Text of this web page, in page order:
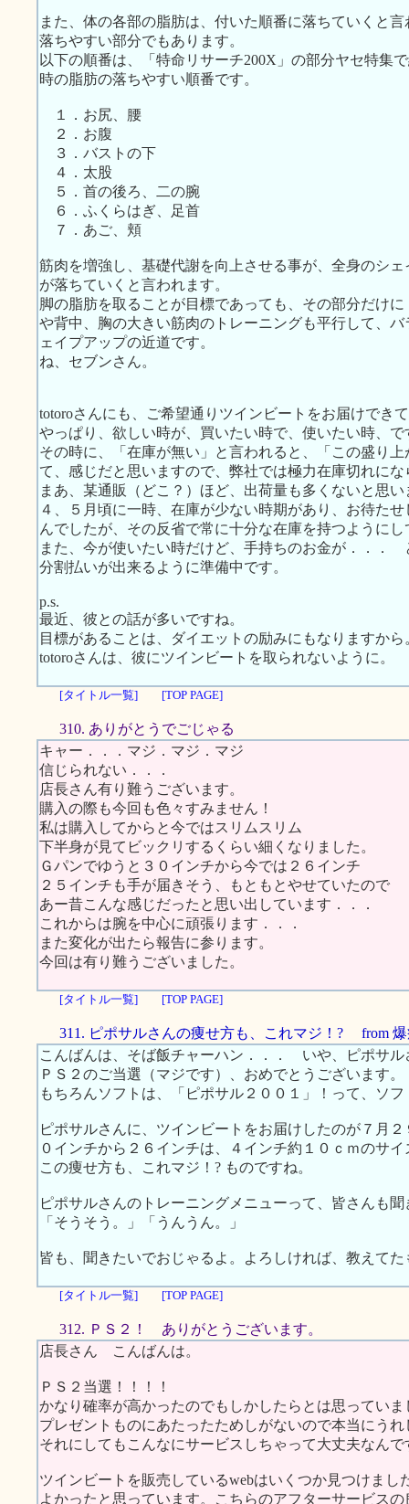
また、体の各部の脂肪は、付いた順番に落ちていくと
落ちやすい部分でもあります。
以下の順番は、「特命リサーチ200X」の部分ヤセ特集
時の脂肪の落ちやすい順番です。
１．お尻、腰
２．お腹
３．バストの下
４．太股
５．首の後ろ、二の腕
６．ふくらはぎ、足首
７．あご、頬
筋肉を増強し、基礎代謝を向上させる事が、全身のシ
が落ちていくと言われます。
脚の脂肪を取ることが目標であっても、その部分だけ
や背中、胸の大きい筋肉のトレーニングも平行して、
ェイプアップの近道です。
ね、セブンさん。
totoroさんにも、ご希望通りツインビートをお届けでき
やっぱり、欲しい時が、買いたい時で、使いたい時、で
その時に、「在庫が無い」と言われると、「この盛り
て、感じだと思いますので、弊社では極力在庫切れに
まあ、某通販（どこ？）ほど、出荷量も多くないと思
４、５月頃に一時、在庫が少ない時期があり、お待た
んでしたが、その反省で常に十分な在庫を持つようにし
また、今が使いたい時だけど、手持ちのお金が．．．
分割払いが出来るように準備中です。
p.s.
最近、彼との話が多いですね。
目標があることは、ダイエットの励みにもなりますから
totoroさんは、彼にツインビートを取られないように。
[タイトル一覧] [TOP PAGE]
310. ありがとうでごじゃる
キャー．．．マジ．マジ．マジ
信じられない．．．
店長さん有り難うございます。
購入の際も今回も色々すみません！
私は購入してからと今ではスリムスリム
下半身が見てビックリするくらい細くなりました。
Ｇパンでゆうと３０インチから今では２６インチ
２５インチも手が届きそう、もともとやせていたので
あー昔こんな感じだったと思い出しています．．．
これからは腕を中心に頑張ります．．．
また変化が出たら報告に参ります。
今回は有り難うございました。
[タイトル一覧] [TOP PAGE]
311. ピポサルさんの痩せ方も、これマジ！? from
こんばんは、そば飯チャーハン．．． いや、ピポサル
ＰＳ２のご当選（マジです）、おめでとうございます。
もちろんソフトは、「ピポサル２００１」！って、ソ
ピポサルさんに、ツインビートをお届けしたのが７月
０インチから２６インチは、４インチ約１０ｃｍのサイ
この痩せ方も、これマジ！? ものですね。
ピポサルさんのトレーニングメニューって、皆さんも
「そうそう。」「うんうん。」
皆も、聞きたいでおじゃるよ。よろしければ、教えてた
[タイトル一覧] [TOP PAGE]
312. ＰＳ２！ ありがとうございます。
店長さん こんばんは。
ＰＳ２当選！！！！
かなり確率が高かったのでもしかしたらとは思ってい
プレゼントものにあたったためしがないので本当にうれ
それにしてもこんなにサービスしちゃって大丈夫なんで
ツインビートを販売しているwebはいくつか見つけまし
よかったと思っています。こちらのアフターサービス